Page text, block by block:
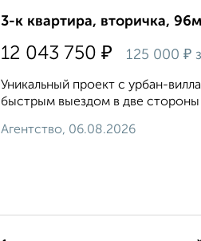
3-к квартира, вторичка,
12 043 750 ₽ 125 000 ₽
Уникальный проект с урбан-
быстрым выездом в две
Агентство, 06.08.2026